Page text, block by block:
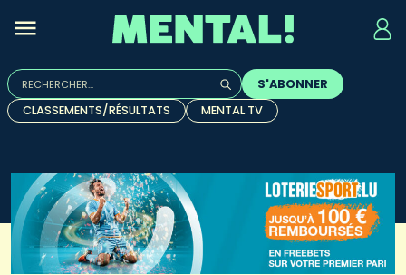
Rechercher :
Quand les résultats de l'auto-complétion sont
S'ABONNER
CLASSEMENTS/RÉSULTATS
MENTAL TV